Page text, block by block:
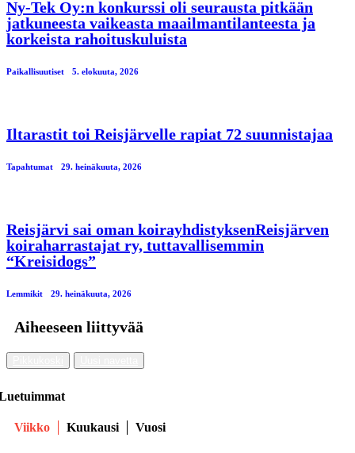
Ny-Tek Oy:n konkurssi oli seurausta pitkään
jatkuneesta vaikeasta maailmantilanteesta ja
korkeista rahoituskuluista
Paikallisuutiset 5. elokuuta, 2026
Iltarastit toi Reisjärvelle rapiat 72 suunnistajaa
Tapahtumat 29. heinäkuuta, 2026
Reisjärvi sai oman koirayhdistyksenReisjärven
koiraharrastajat ry, tuttavallisemmin
“Kreisidogs”
Lemmikit 29. heinäkuuta, 2026
Aiheeseen liittyvää
Viikko Kuukausi Vuosi